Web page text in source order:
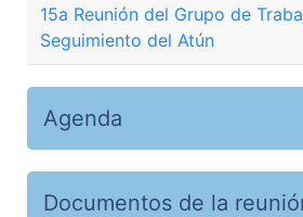
15a Reunión del Grupo de
Seguimiento del Atún
Agenda
Documentos de la